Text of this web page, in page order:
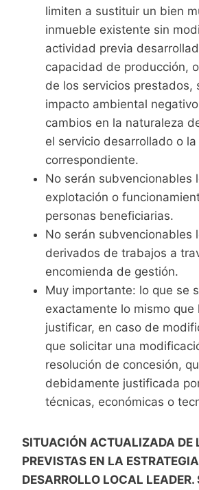
limiten a sustituir un bien
inmueble existente sin
actividad previa
capacidad de producción,
de los servicios prestados,
impacto ambiental
cambios en la naturaleza
el servicio desarrollado o
correspondiente.
No serán subvencionables
explotación o
personas beneficiarias.
No serán subvencionables
derivados de trabajos a
encomienda de gestión.
Muy importante: lo que se
exactamente lo mismo que
justificar, en caso de
que solicitar una
resolución de concesión,
debidamente justificada
técnicas, económicas o
SITUACIÓN ACTUALIZADA DE
PREVISTAS EN LA
DESARROLLO LOCAL LEADER.